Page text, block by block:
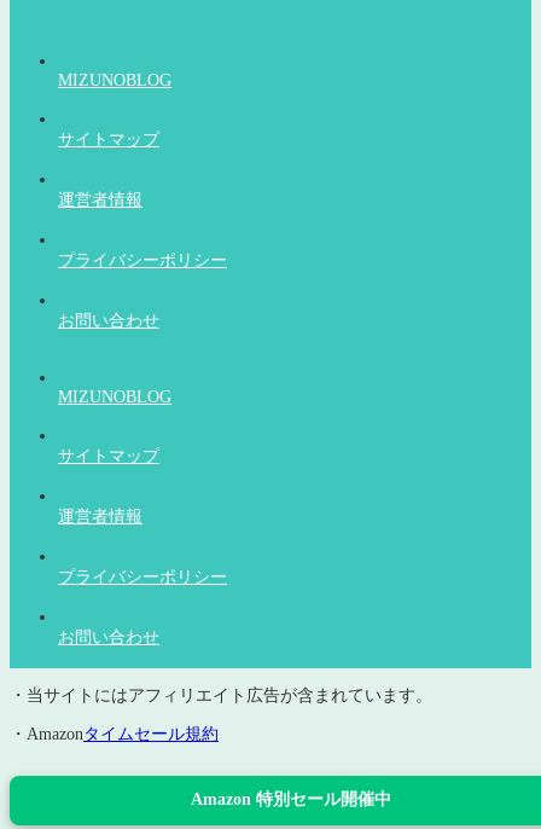
MIZUNOBLOG
サイトマップ
運営者情報
プライバシーポリシー
お問い合わせ
MIZUNOBLOG
サイトマップ
運営者情報
プライバシーポリシー
お問い合わせ
・当サイトにはアフィリエイト広告が含まれています。
・Amazonタイムセール規約
Amazon 特別セール開催中